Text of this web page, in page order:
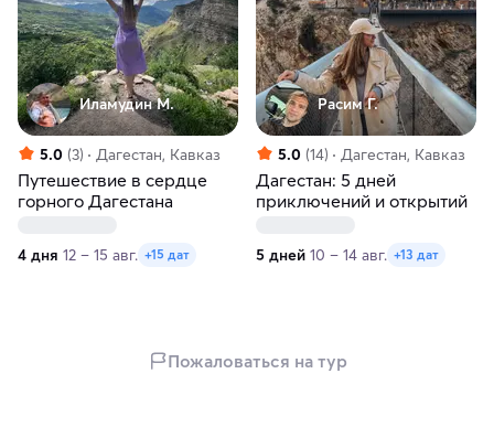
Иламудин М.
5.0 (3) Дагестан, Кавказ
Путешествие в сердце
горного Дагестана
4 дня 12 – 15 авг. +15 дат
Расим Г.
5.0 (14) Дагестан, Кавказ
Дагестан: 5 дней
приключений и открытий
5 дней 10 – 14 авг. +13 дат
Пожаловаться на тур